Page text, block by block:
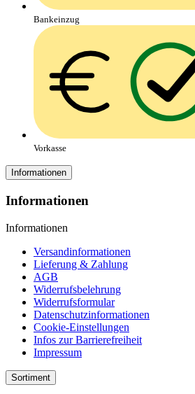
Bankeinzug
Vorkasse
Informationen
Informationen
Informationen
Versandinformationen
Lieferung & Zahlung
AGB
Widerrufsbelehrung
Widerrufsformular
Datenschutzinformationen
Cookie-Einstellungen
Infos zur Barrierefreiheit
Impressum
Sortiment